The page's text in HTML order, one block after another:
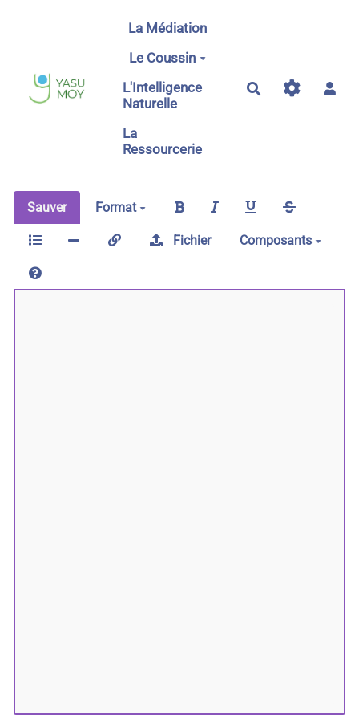
Aller au contenu principal
La Médiation
Le Coussin
L'Intelligence
Naturelle
La
Ressourcerie
Rechercher
Sauver Format
Fichier Composants